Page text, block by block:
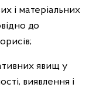
і матеріальних
до
явищ у
виявлення і